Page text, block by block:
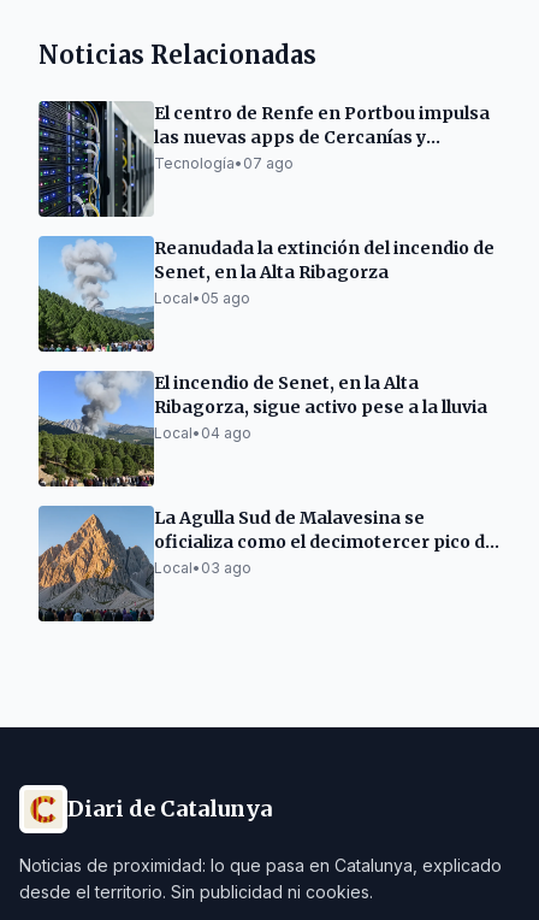
Noticias Relacionadas
El centro de Renfe en Portbou impulsa
las nuevas apps de Cercanías y
Rodalies
Tecnología• 07 ago
Reanudada la extinción del incendio de
Senet, en la Alta Ribagorza
Local• 05 ago
El incendio de Senet, en la Alta
Ribagorza, sigue activo pese a la lluvia
Local• 04 ago
La Agulla Sud de Malavesina se
oficializa como el decimotercer pico de
más de 3.000 metros de Cataluña
Local• 03 ago
Diari de Catalunya
Noticias de proximidad: lo que pasa en Catalunya, explicado
desde el territorio. Sin publicidad ni cookies.